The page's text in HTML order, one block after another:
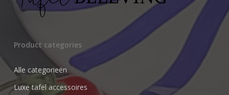
Product categories
Alle categorieën
Luxe tafel accessoires